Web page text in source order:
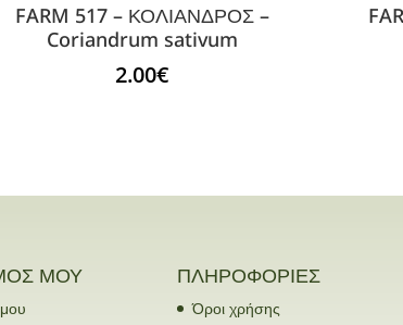
FARM 517 – ΚΟΛΙΑΝΔΡΟΣ –
Coriandrum sativum
2.00€
ΜΟΥ ΠΛΗΡΟΦΟΡΙΕΣ
Όροι χρήσης